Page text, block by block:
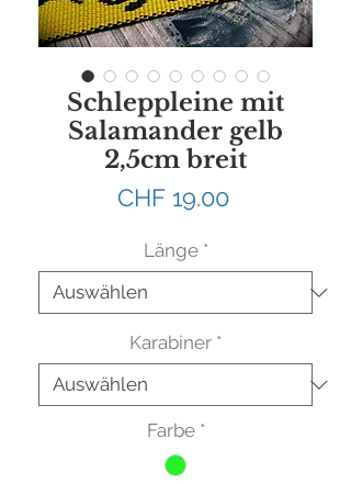
Schleppleine mit
Salamander gelb
2,5cm breit
CHF 19.00Preis
Länge *
Karabiner *
Farbe *